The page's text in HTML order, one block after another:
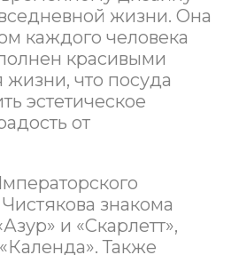
жизни. Она
каждого человека
красивыми
что посуда
эстетическое
от
знакома
и «Скарлетт»,
«Календа». Также